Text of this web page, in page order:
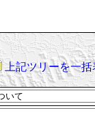
上記ツリーを一括